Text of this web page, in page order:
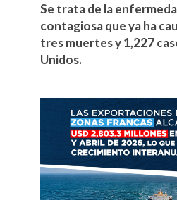
Se trata de la
contagiosa que ya ha
tres muertes y 1,227
Unidos.